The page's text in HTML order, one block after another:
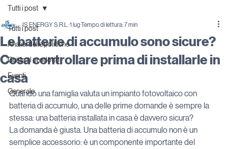
Tutti i post
Analisi delle politiche
Guida al prodotto
Eventi
Generale
Tutti i post
Le batterie di accumulo sono sicure?
Cosa controllare prima di installarle in
casa
IS ENERGY S.R.L.1 lugTempo di lettura: 7 min
Quando una famiglia valuta un impianto fotovoltaico con
batteria di accumulo, una delle prime domande è sempre la
stessa: una batteria installata in casa è davvero sicura?
La domanda è giusta. Una batteria di accumulo non è un
semplice accessorio: è un componente importante del